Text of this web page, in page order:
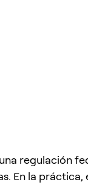
regulación
En la